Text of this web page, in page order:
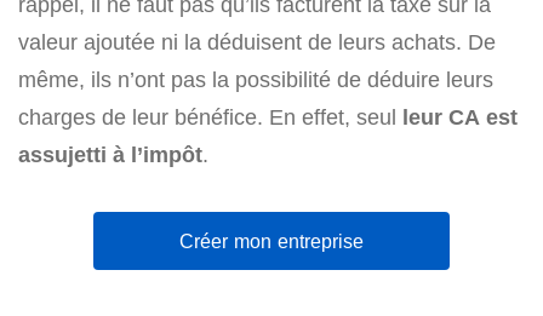
valeur ajoutée ni la déduisent de leurs achats. De
même, ils n’ont pas la possibilité de déduire leurs
charges de leur bénéfice. En effet, seul leur CA est
assujetti à l’impôt.
Créer mon entreprise